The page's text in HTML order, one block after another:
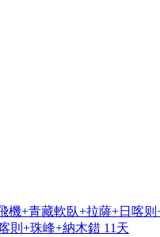
機+青藏軟臥+拉薩+日喀
則+珠峰+納木錯 11天